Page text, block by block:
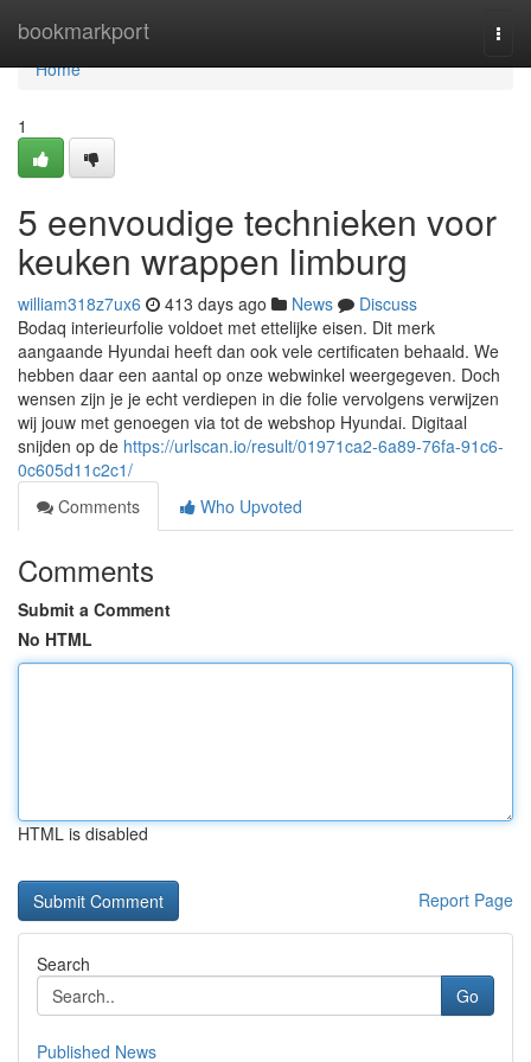
bookmarkport
Home
Home
1
5 eenvoudige technieken voor
keuken wrappen limburg
william318z7ux6 413 days ago News
Discuss
Bodaq interieurfolie voldoet met ettelijke eisen. Dit merk
aangaande Hyundai heeft dan ook vele certificaten behaald. We
hebben daar een aantal op onze webwinkel weergegeven. Doch
wensen zijn je je echt verdiepen in die folie vervolgens verwijzen
wij jouw met genoegen via tot de webshop Hyundai. Digitaal
snijden op de https://urlscan.io/result/01971ca2-6a89-76fa-91c6-
0c605d11c2c1/
Comments
Who Upvoted
Comments
Submit a Comment
No HTML
HTML is disabled
Report Page
Search
Go
Published News